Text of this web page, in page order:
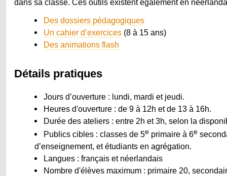
dans sa classe. Ces outils existent également en
Des dossiers pédagogiques
Un cahier d’exercices (8 à 15 ans)
Des animations flash
Détails pratiques
Jours d’ouverture : lundi, mardi et jeudi.
Heures d'ouverture : de 9 à 12h et de 13 à 16h.
Durée des ateliers : entre 2h et 3h, selon la
Publics cibles : classes de 5e primaire à 6e
d’enseignement, et étudiants en agrégation.
Langues : français et néerlandais
Nombre d'élèves maximum : primaire 20,